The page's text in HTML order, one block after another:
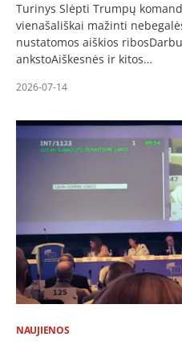
Turinys Slėpti Trumpų
vienašališkai mažinti
nustatomos aiškios
ankstoAiškesnės ir kitos…
2026-07-14
NAUJIENOS